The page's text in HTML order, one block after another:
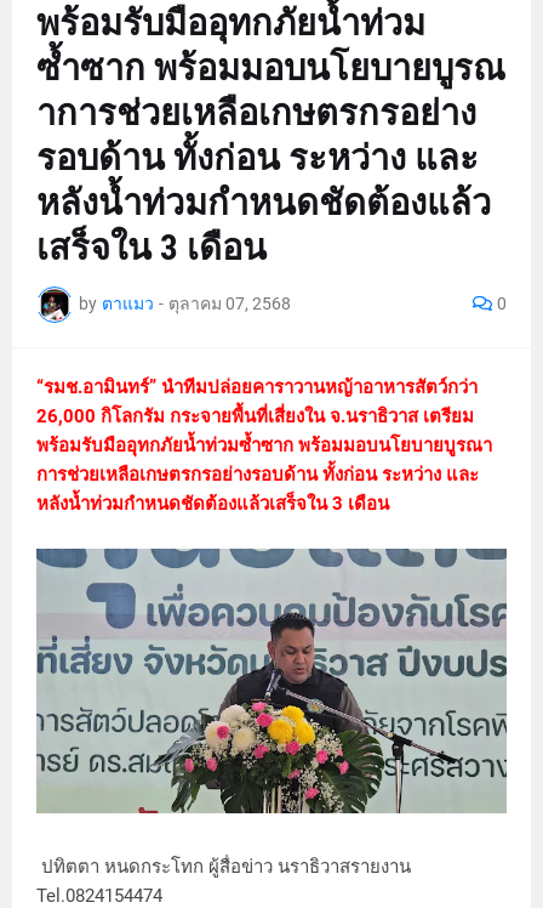
พร้อมรับมืออุทกภัยน้ำท่วม
ซ้ำซาก พร้อมมอบนโยบายบูรณ
าการช่วยเหลือเกษตรกรอย่าง
รอบด้าน ทั้งก่อน ระหว่าง และ
หลังน้ำท่วมกำหนดชัดต้องแล้ว
เสร็จใน 3 เดือน
by ตาแมว - ตุลาคม 07, 2568 0
“รมช.อามินทร์” นำทีมปล่อยคาราวานหญ้าอาหารสัตว์กว่า
26,000 กิโลกรัม กระจายพื้นที่เสี่ยงใน จ.นราธิวาส เตรียม
พร้อมรับมืออุทกภัยน้ำท่วมซ้ำซาก พร้อมมอบนโยบายบูรณา
การช่วยเหลือเกษตรกรอย่างรอบด้าน ทั้งก่อน ระหว่าง และ
หลังน้ำท่วมกำหนดชัดต้องแล้วเสร็จใน 3 เดือน
ปทิตตา หนดกระโทก ผู้สื่อข่าว นราธิวาสรายงาน
Tel.0824154474